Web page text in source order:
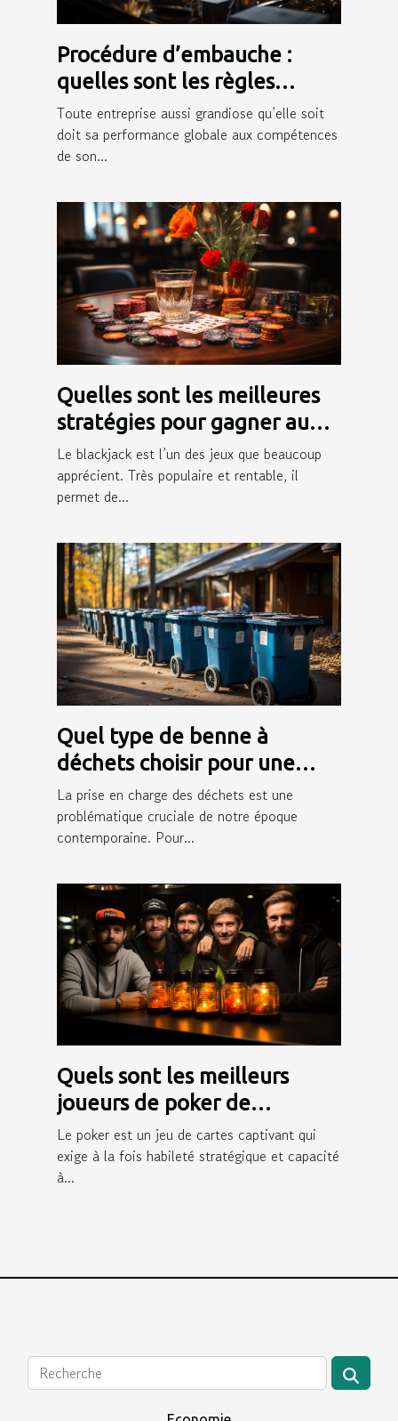
Procédure d’embauche :
quelles sont les règles
juridiques qui l’encadrent ?
Toute entreprise aussi grandiose qu’elle soit
doit sa performance globale aux compétences
de son...
Quelles sont les meilleures
stratégies pour gagner au
blackjack ?
Le blackjack est l’un des jeux que beaucoup
apprécient. Très populaire et rentable, il
permet de...
Quel type de benne à
déchets choisir pour une
gestion efficace des déchets
?
La prise en charge des déchets est une
problématique cruciale de notre époque
contemporaine. Pour...
Quels sont les meilleurs
joueurs de poker de
Winamax ?
Le poker est un jeu de cartes captivant qui
exige à la fois habileté stratégique et capacité
à...